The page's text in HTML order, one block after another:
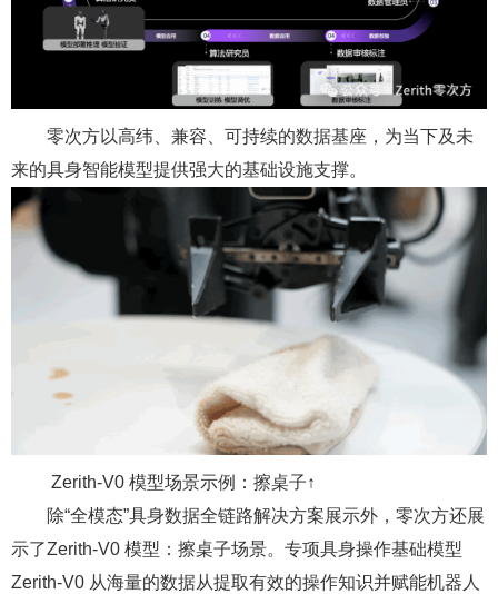
零次方以高纬、兼容、可持续的数据基座，为当下及未
来的具身智能模型提供强大的基础设施支撑。
Zerith-V0 模型场景示例：擦桌子↑
除“全模态”具身数据全链路解决方案展示外，零次方还展
示了Zerith-V0 模型：擦桌子场景。专项具身操作基础模型
Zerith-V0 从海量的数据从提取有效的操作知识并赋能机器人